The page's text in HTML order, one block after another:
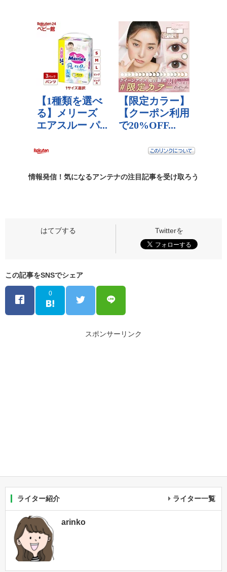
情報発信！気になるアンテナの注目記事を受け取ろう
この記事をSNSでシェア
0
スポンサーリンク
ライター紹介 ライター一覧
arinko